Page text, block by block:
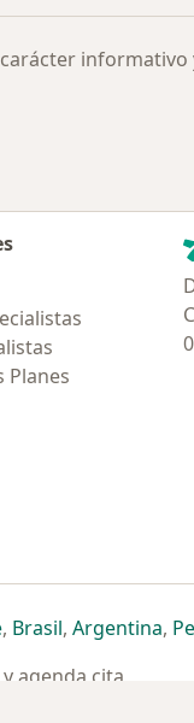
informativo
Planes
nueva pestaña
en una nueva
se abre en una
, Brasilse abre en
, Argentinase
,
agenda cita